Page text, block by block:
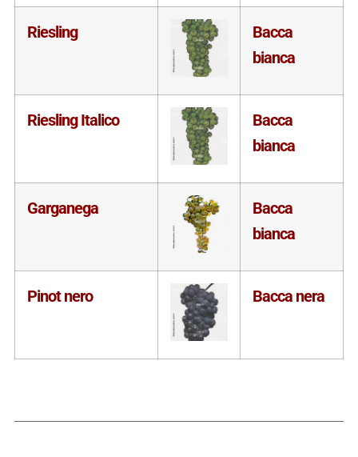
Riesling
Bacca
bianca
Riesling Italico
Bacca
bianca
Garganega
Bacca
bianca
Pinot nero Bacca nera